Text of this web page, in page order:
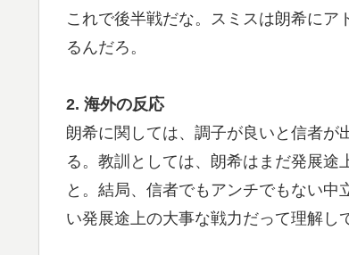
これで後半戦だな。スミスは朗希に
るんだろ。
2. 海外の反応
朗希に関しては、調子が良いと信者が
る。教訓としては、朗希はまだ発展途
と。結局、信者でもアンチでもない
い発展途上の大事な戦力だって理解し